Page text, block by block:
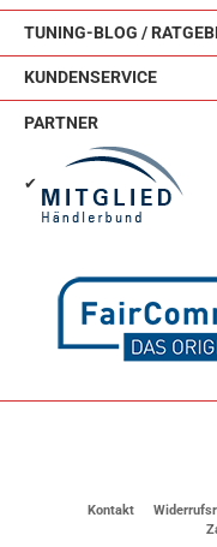
TUNING-BLOG /
KUNDENSERVICE
PARTNER
✔
Kontakt